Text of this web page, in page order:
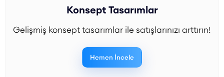
Konsept Tasarımlar
Gelişmiş konsept tasarımlar ile satışlarınızı arttırın!
Hemen İncele